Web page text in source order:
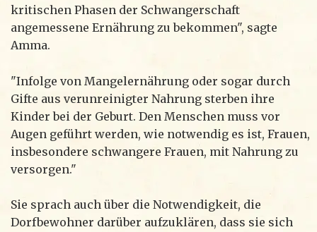
kritischen Phasen der Schwangerschaft
angemessene Ernährung zu bekommen", sagte
Amma.
"Infolge von Mangelernährung oder sogar durch
Gifte aus verunreinigter Nahrung sterben ihre
Kinder bei der Geburt. Den Menschen muss vor
Augen geführt werden, wie notwendig es ist, Frauen,
insbesondere schwangere Frauen, mit Nahrung zu
versorgen."
Sie sprach auch über die Notwendigkeit, die
Dorfbewohner darüber aufzuklären, dass sie sich